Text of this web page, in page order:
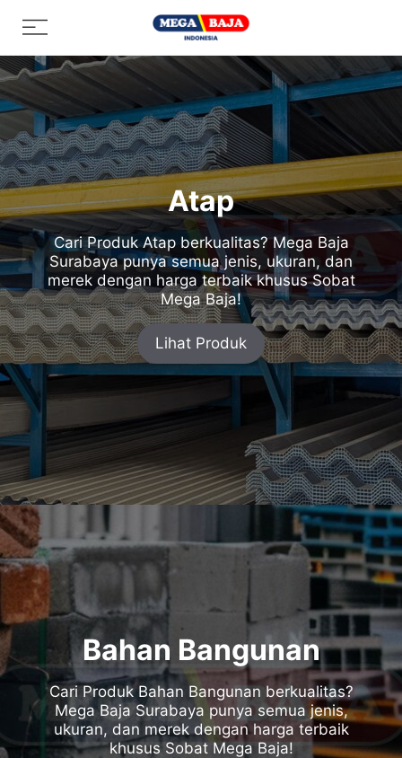
content
Menu
Atap
Cari Produk Atap berkualitas? Mega Baja
Surabaya punya semua jenis, ukuran, dan
merek dengan harga terbaik khusus Sobat
Mega Baja!
Lihat Produk
Bahan Bangunan
Cari Produk Bahan Bangunan berkualitas?
Mega Baja Surabaya punya semua jenis,
ukuran, dan merek dengan harga terbaik
khusus Sobat Mega Baja!